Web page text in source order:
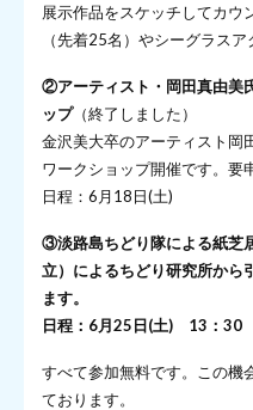
展示作品をスケッチしてカウ
（先着25名）やシーグラス
②アーティスト・岡田真由美
ップ（終了しました）
金沢美大卒のアーティスト岡
ワークショップ開催です。要
日程：6月18日(土)
③淡路島ちどり隊による紙芝
立）によるちどり研究所から
ます。
日程：6月25日(土) 13：30
すべて参加無料です。この機
ております。